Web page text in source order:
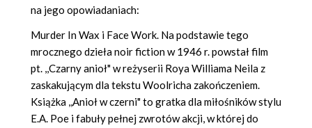
na jego opowiadaniach:
Murder In Wax i Face Work. Na podstawie tego
mrocznego dzieła noir fiction w 1946 r. powstał film
pt. ,,Czarny anioł" w reżyserii Roya Williama Neila z
zaskakującym dla tekstu Woolricha zakończeniem.
Książka ,,Anioł w czerni" to gratka dla miłośników stylu
E.A. Poe i fabuły pełnej zwrotów akcji, w której do